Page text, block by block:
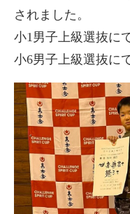
されました。
小1男子上級選抜に
小6男子上級選抜に